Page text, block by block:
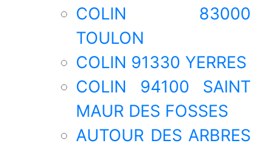
COLIN 83000
TOULON
COLIN 91330 YERRES
COLIN 94100 SAINT
MAUR DES FOSSES
AUTOUR DES ARBRES